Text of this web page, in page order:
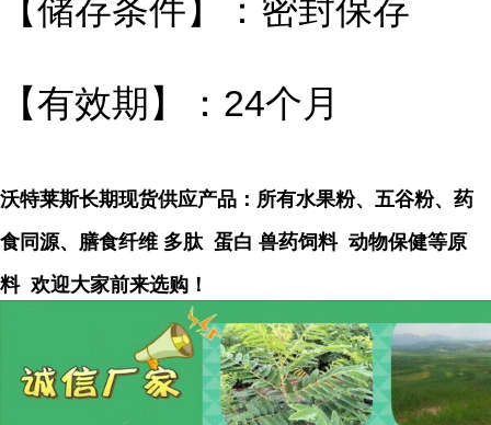
【储存条件】：密封保存
【有效期】：24个月
沃特莱斯长期现货供应产品：所有水果粉、五谷粉、药
食同源、膳食纤维 多肽 蛋白 兽药饲料 动物保健等原
料 欢迎大家前来选购！